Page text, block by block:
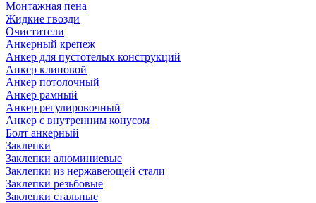
Монтажная пена
Жидкие гвозди
Очистители
Анкерный крепеж
Анкер для пустотелых конструкций
Анкер клиновой
Анкер потолочный
Анкер рамный
Анкер регулировочный
Анкер с внутренним конусом
Болт анкерный
Заклепки
Заклепки алюминиевые
Заклепки из нержавеющей стали
Заклепки резьбовые
Заклепки стальные